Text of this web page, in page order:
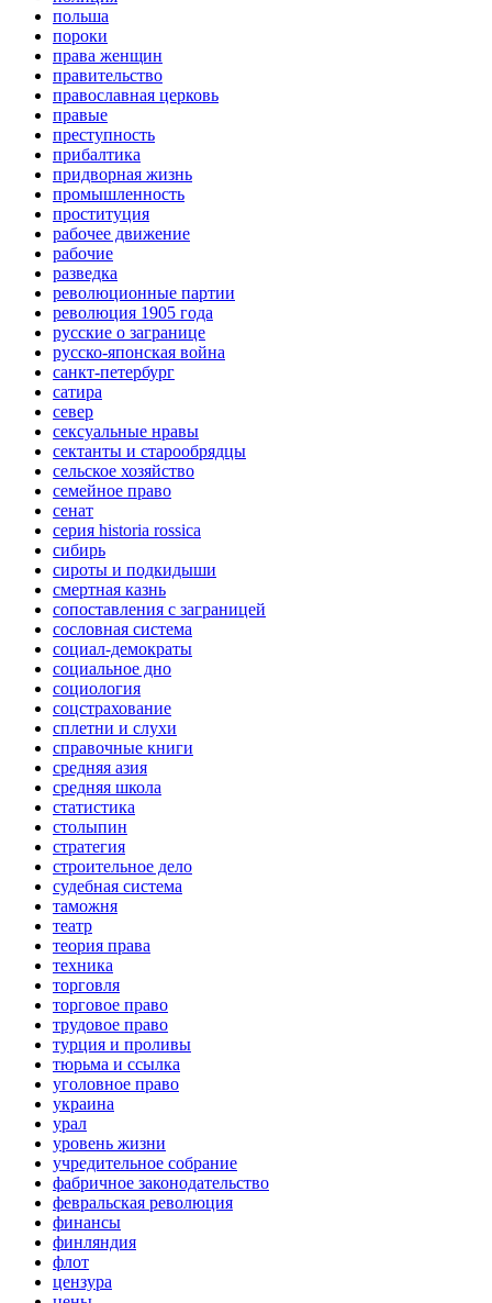
польша
пороки
права женщин
правительство
православная церковь
правые
преступность
прибалтика
придворная жизнь
промышленность
проституция
рабочее движение
рабочие
разведка
революционные партии
революция 1905 года
русские о загранице
русско-японская война
санкт-петербург
сатира
север
сексуальные нравы
сектанты и старообрядцы
сельское хозяйство
семейное право
сенат
серия historia rossica
сибирь
сироты и подкидыши
смертная казнь
сопоставления с заграницей
сословная система
социал-демократы
социальное дно
социология
соцстрахование
сплетни и слухи
справочные книги
средняя азия
средняя школа
статистика
столыпин
стратегия
строительное дело
судебная система
таможня
театр
теория права
техника
торговля
торговое право
трудовое право
турция и проливы
тюрьма и ссылка
уголовное право
украина
урал
уровень жизни
учредительное собрание
фабричное законодательство
февральская революция
финансы
финляндия
флот
цензура